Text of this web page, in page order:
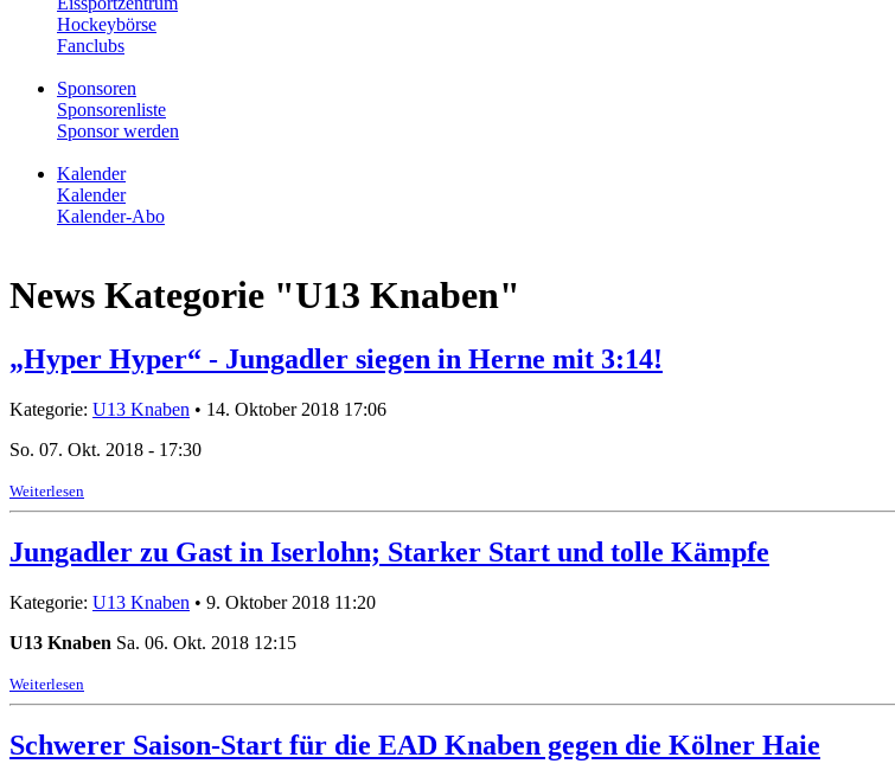
Hockeybörse
Fanclubs
Sponsoren
Sponsorenliste
Sponsor werden
Kalender
Kalender
Kalender-Abo
News Kategorie "U13 Knaben"
„Hyper Hyper“ - Jungadler siegen in Herne mit 3:14!
Kategorie: U13 Knaben • 14. Oktober 2018 17:06
So. 07. Okt. 2018 - 17:30
Weiterlesen
Jungadler zu Gast in Iserlohn; Starker Start und tolle Kämpfe
Kategorie: U13 Knaben • 9. Oktober 2018 11:20
U13 Knaben Sa. 06. Okt. 2018 12:15
Weiterlesen
Schwerer Saison-Start für die EAD Knaben gegen die Kölner Haie